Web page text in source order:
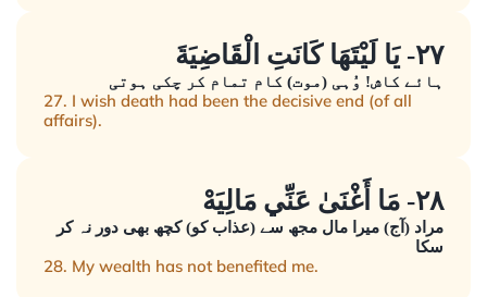
٢٧- يَا لَيْتَهَا كَانَتِ الْقَاضِيَةَ
ہائے کاش! وُہی (موت) کام تمام کر چکی ہوتی
27. I wish death had been the decisive end (of all
affairs).
٢٨- مَا أَغْنَىٰ عَنِّي مَالِيَهْ
مراد (آج) میرا مال مجھ سے (عذاب کو) کچھ بھی دور نہ کر
سکا
28. My wealth has not benefited me.